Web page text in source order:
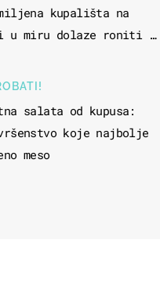
kupališta na
u miru dolaze roniti i
salata od kupusa:
koje najbolje
meso